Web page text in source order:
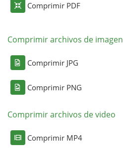
Comprimir PDF
Comprimir archivos de imagen
Comprimir JPG
Comprimir PNG
Comprimir archivos de video
Comprimir MP4